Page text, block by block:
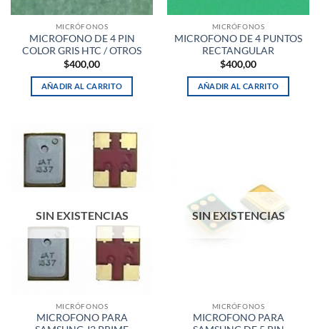
MICRÓFONOS
MICROFONO DE 4 PIN
COLOR GRIS HTC / OTROS
$400,00
AÑADIR AL CARRITO
MICRÓFONOS
MICROFONO DE 4 PUNTOS
RECTANGULAR
$400,00
AÑADIR AL CARRITO
SIN EXISTENCIAS
MICRÓFONOS
MICROFONO PARA
SIN EXISTENCIAS
MICRÓFONOS
MICROFONO PARA